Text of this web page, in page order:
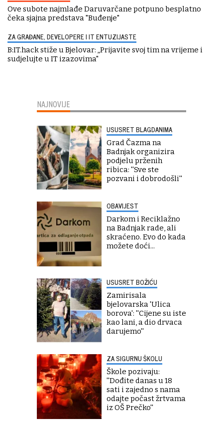
Ove subote najmlađe Daruvarčane potpuno besplatno
čeka sjajna predstava "Buđenje"
ZA GRAĐANE, DEVELOPERE I IT ENTUZIJASTE
B:IT.hack stiže u Bjelovar: „Prijavite svoj tim na vrijeme i
sudjelujte u IT izazovima"
NAJNOVIJE
USUSRET BLAGDANIMA
Grad Čazma na
Badnjak organizira
podjelu prženih
ribica: ''Sve ste
pozvani i dobrodošli''
OBAVIJEST
Darkom i Reciklažno
na Badnjak rade, ali
skraćeno. Evo do kada
možete doći...
USUSRET BOŽIĆU
Zamirisala
bjelovarska 'Ulica
borova': ''Cijene su iste
kao lani, a dio drvaca
darujemo''
ZA SIGURNU ŠKOLU
Škole pozivaju:
''Dođite danas u 18
sati i zajedno s nama
odajte počast žrtvama
iz OŠ Prečko''